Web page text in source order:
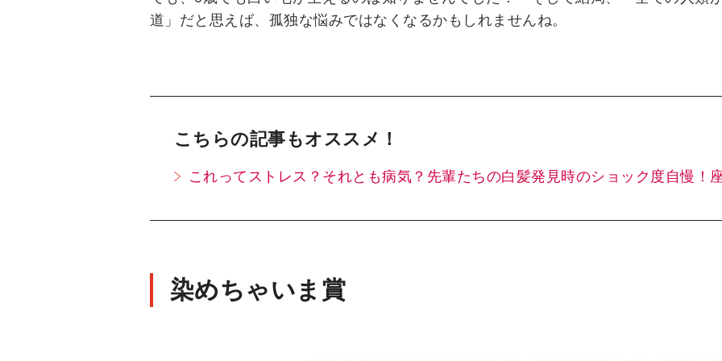
道」だと思えば、孤独な悩みではなくなるかもしれませんね。
こちらの記事もオススメ！
これってストレス？それとも病気？先輩たちの白髪発見時のショック度自慢！
染めちゃいま賞